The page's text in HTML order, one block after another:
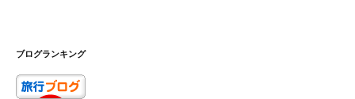
ブログランキング